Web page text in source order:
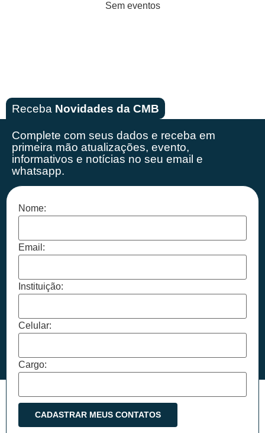
Sem eventos
Receba Novidades da CMB
Complete com seus dados e receba em
primeira mão atualizações, evento,
informativos e notícias no seu email e
whatsapp.
Nome:
Email:
Instituição:
Celular:
Cargo: